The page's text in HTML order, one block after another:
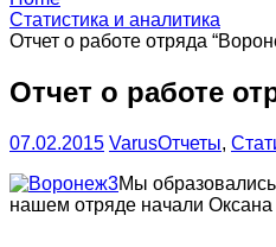
Статистика и аналитика
Отчет о работе отряда
Отчет о работе
07.02.2015 VarusОтчеты,
Мы
нашем отряде начали